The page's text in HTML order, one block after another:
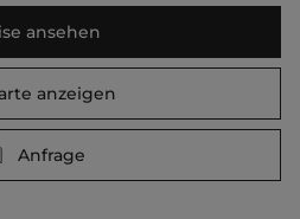
ansehen
anzeigen
Anfrage